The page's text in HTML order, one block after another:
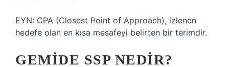
EYN: CPA (Closest Point of Approach), izlenen
hedefe olan en kısa mesafeyi belirten bir terimdir.
GEMIDE SSP NEDIR?